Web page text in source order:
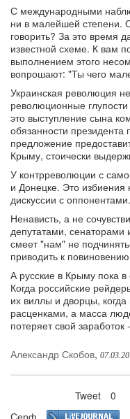
С международными
ни в малейшей степени.
говорить? За это время
известной схеме. К вам
выполнением этого
вопрошают: "Ты чего
Украинская революция
революционные
это выступление сына
обязанности
предложение
Крыму, стоически
У контрреволюции с
и Донецке. Это
дискуссии с
Ненависть, а не
депутатами, сенаторами
смеет "нам" не
приводить к
А русские в Крыму пока
Когда российские
их виллы и дворцы,
расценками, а масса
потеряет свой
Александр Скобов,
Tweet
0